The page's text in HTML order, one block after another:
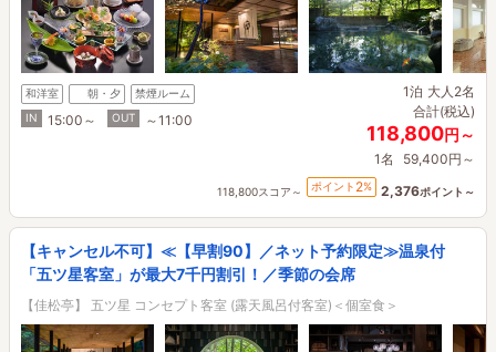
和洋室 朝・夕
禁煙ルーム
IN
15:00～ OUT ～11:00
1泊 大人2名
合計(税込)
118,800円～
1名 59,400円～
118,800スコア～ ポイント 2% 2,376ポイント～
【キャンセル不可】≪【早割90】／ネット予約限定≫温泉付
「五ツ星客室」が最大7千円割引！／季節の会席
【佳松亭】 五ツ星 コンセプト客室 (露天風呂付客室)＜個室食＞